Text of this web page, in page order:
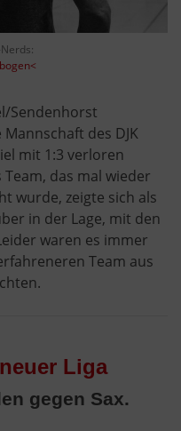
Sendenhorst
des DJK
mit 1:3 verloren
Team, das mal wieder
wurde, zeigte sich als
in der Lage, mit den
waren es immer
Team aus
Liga
gegen Sax.